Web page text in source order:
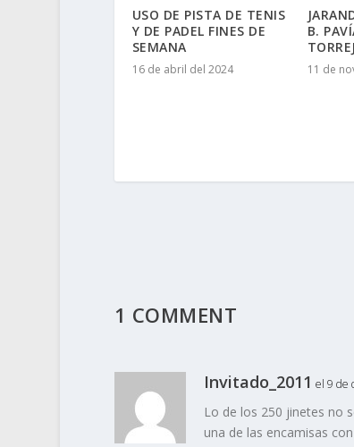
USO DE PISTA DE TENIS
Y DE PADEL FINES DE
SEMANA
16 de abril del 2024
B.
11 de
1 COMMENT
Invitado_2011 el 9 de
Lo de los 250 jinetes no
una de las encamisas